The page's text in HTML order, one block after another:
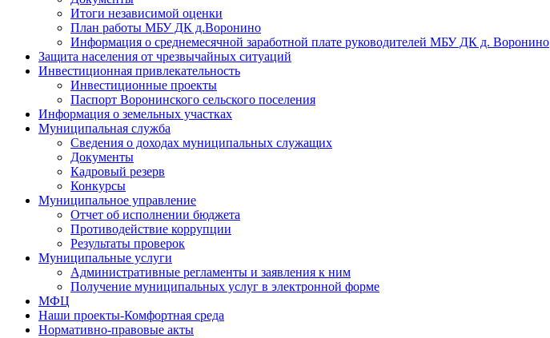
Итоги независимой оценки
План работы МБУ ДК д.Воронино
Информация о среднемесячной заработной плате руководителей МБУ ДК д. Воронино
Защита населения от чрезвычайных ситуаций
Инвестиционная привлекательность
Инвестиционные проекты
Паспорт Воронинского сельского поселения
Информация о земельных участках
Муниципальная служба
Сведения о доходах муниципальных служащих
Документы
Кадровый резерв
Конкурсы
Муниципальное управление
Отчет об исполнении бюджета
Противодействие коррупции
Результаты проверок
Муниципальные услуги
Административные регламенты и заявления к ним
Получение муниципальных услуг в электронной форме
МФЦ
Наши проекты-Комфортная среда
Нормативно-правовые акты